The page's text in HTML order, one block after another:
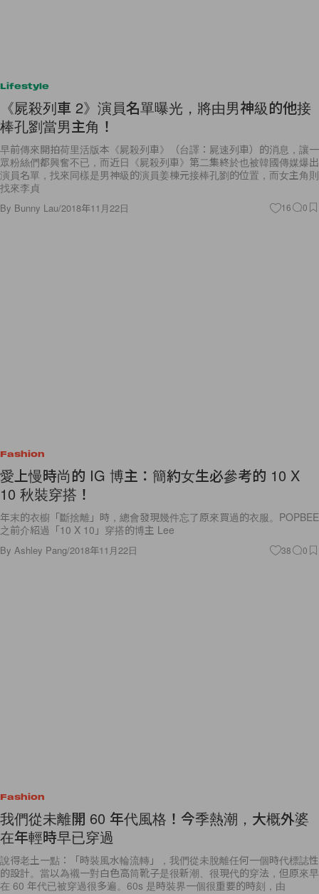
Lifestyle
《屍殺列車 2》演員名單曝光，將由男神級的他接
棒孔劉當男主角！
早前傳來開拍荷里活版本《屍殺列車》（台譯：屍速列車）的消息，讓一
眾粉絲們都興奮不已，而近日《屍殺列車》第二集終於也被韓國傳媒爆出
演員名單，找來同樣是男神級的演員姜棟元接棒孔劉的位置，而女主角則
找來李貞
By Bunny Lau/2018年11月22日 16 0
Fashion
愛上慢時尚的 IG 博主：簡約女生必參考的 10 X
10 秋裝穿搭！
年末的衣櫥「斷捨離」時，總會發現幾件忘了原來買過的衣服。POPBEE
之前介紹過「10 X 10」穿搭的博主 Lee
By Ashley Pang/2018年11月22日 38 0
Fashion
我們從未離開 60 年代風格！今季熱潮，大概外婆
在年輕時早已穿過
說得老土一點：「時裝風水輪流轉」，我們從未脫離任何一個時代標誌性
的設計。當以為襯一對白色高筒靴子是很新潮、很現代的穿法，但原來早
在 60 年代已被穿過很多遍。60s 是時裝界一個很重要的時刻，由